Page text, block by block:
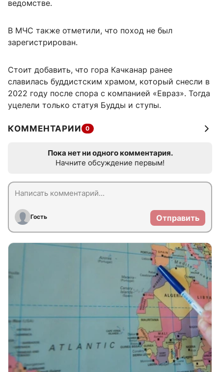
ведомстве.
В МЧС также отметили, что поход не был
зарегистрирован.
Стоит добавить, что гора Качканар ранее
славилась буддистским храмом, который снесли в
2022 году после спора с компанией «Евраз». Тогда
уцелели только статуя Будды и ступы.
КОММЕНТАРИИ 0
Пока нет ни одного комментария.
Начните обсуждение первым!
Гость Отправить